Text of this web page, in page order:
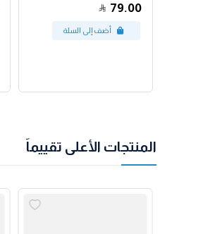
79.00
المنتجات الأعلى تقييماً